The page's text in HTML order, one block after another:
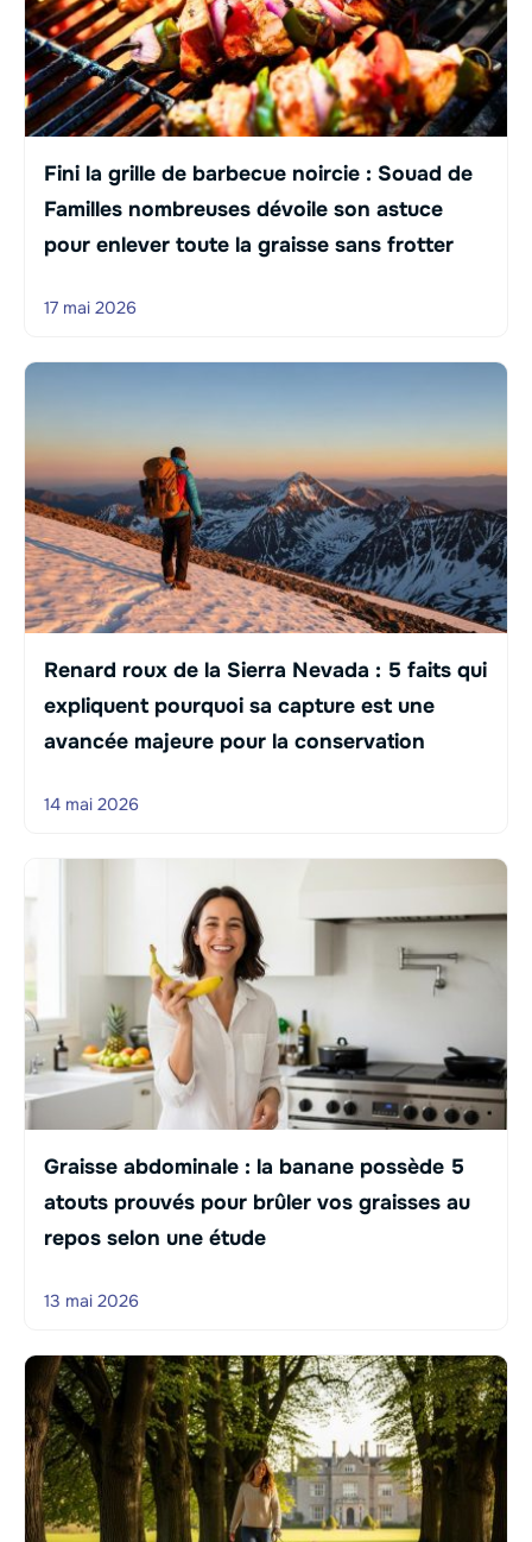
Fini la grille de barbecue noircie : Souad de
Familles nombreuses dévoile son astuce
pour enlever toute la graisse sans frotter
17 mai 2026
Renard roux de la Sierra Nevada : 5 faits qui
expliquent pourquoi sa capture est une
avancée majeure pour la conservation
14 mai 2026
Graisse abdominale : la banane possède 5
atouts prouvés pour brûler vos graisses au
repos selon une étude
13 mai 2026